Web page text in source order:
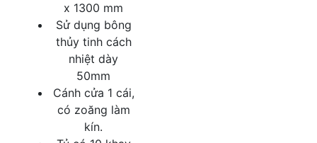
x 1300 mm
Sử dụng bông
thủy tinh cách
nhiệt dày
50mm
Cánh cửa 1 cái,
có zoăng làm
kín.